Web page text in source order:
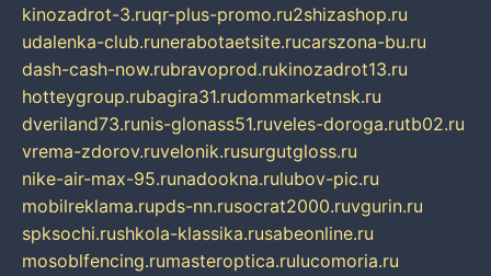
kinozadrot-3.ruqr-plus-promo.ru2shizashop.ru
udalenka-club.runerabotaetsite.rucarszona-bu.ru
dash-cash-now.rubravoprod.rukinozadrot13.ru
hotteygroup.rubagira31.rudommarketnsk.ru
dveriland73.runis-glonass51.ruveles-doroga.rutb02.ru
vrema-zdorov.ruvelonik.rusurgutgloss.ru
nike-air-max-95.runadookna.rulubov-pic.ru
mobilreklama.rupds-nn.rusocrat2000.ruvgurin.ru
spksochi.rushkola-klassika.rusabeonline.ru
mosoblfencing.rumasteroptica.rulucomoria.ru